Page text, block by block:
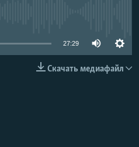
27:29
Скачать медиафайл